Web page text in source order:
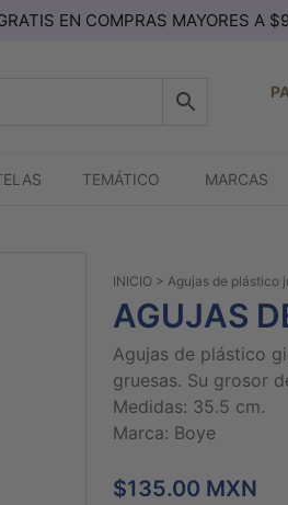
EN COMPRAS MAYORES A
TEMÁTICO MARCAS
INICIO > Agujas de plástico
AGUJAS
Agujas de plástico
gruesas. Su grosor
Medidas: 35.5 cm.
Marca: Boye
$135.00 MXN